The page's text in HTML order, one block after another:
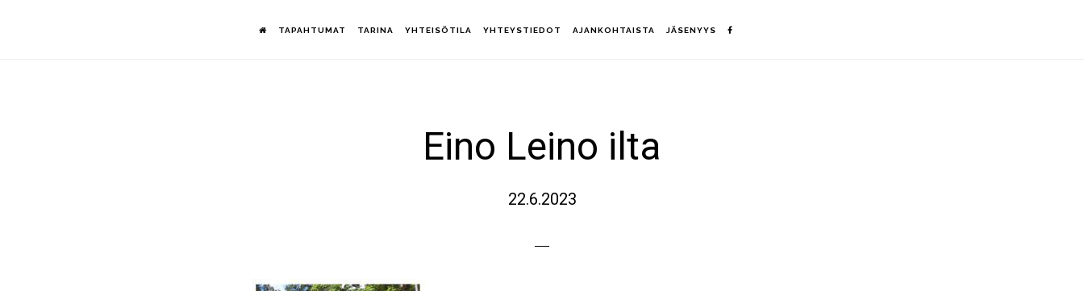
TAPAHTUMAT TARINA YHTEISÖTILA YHTEYSTIEDOT AJANKOHTAISTA JÄSENYYS
Eino Leino ilta
22.6.2023